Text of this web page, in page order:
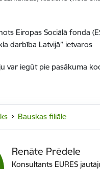
Eiropas Sociālā fonda
darbība Latvijā” ietvaros
var iegūt pie pasākuma
Bauskas filiāle
Renāte Prēdele
Konsultants EURES